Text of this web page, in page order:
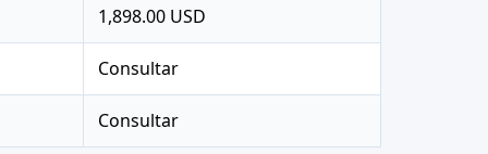
1,898.00 USD
Consultar
Consultar